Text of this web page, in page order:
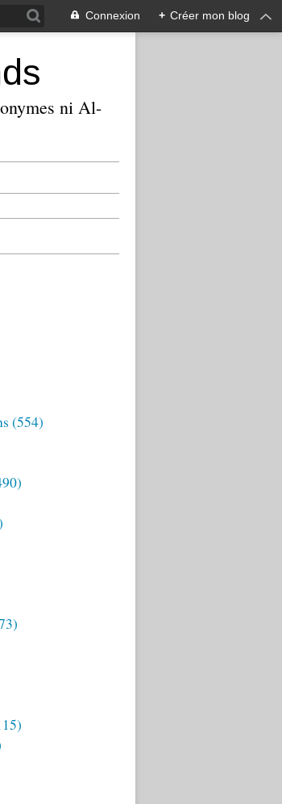
Connexion + Créer mon blog
ni Al-
(554)